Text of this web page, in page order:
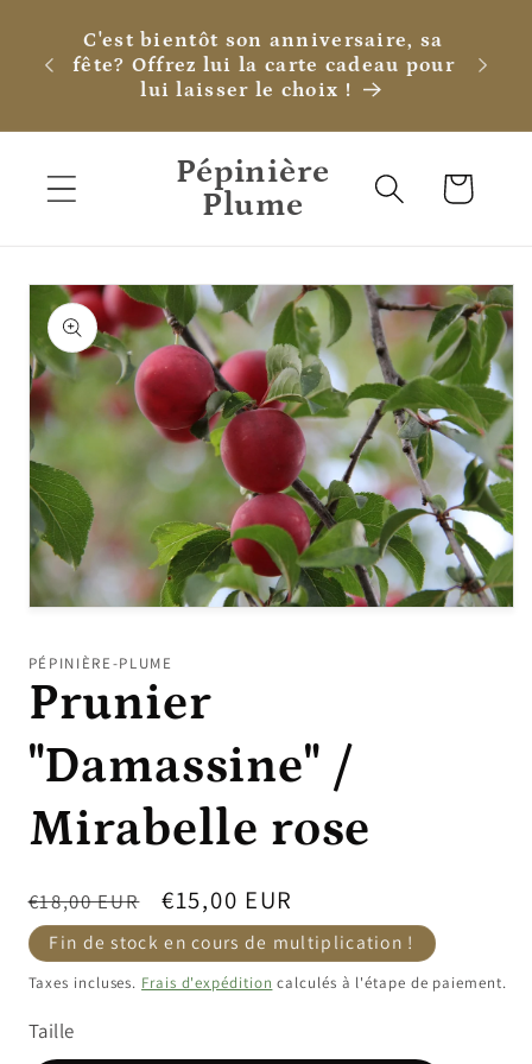
passer
au
C'est bientôt son anniversaire, sa
fête? Offrez lui la carte cadeau pour
lui laisser le choix !
Pépinière
Plume
Panier
Passer aux
informations
produits
1
dans
une
fenêtre
PÉPINIÈRE-PLUME
Prunier
"Damassine" /
Mirabelle rose
Prix
habituel
€18,00 EUR
Prix
promotionnel
€15,00 EUR
Fin de stock en cours de multiplication !
Taxes incluses. Frais d'expédition calculés à l'étape de paiement.
Taille